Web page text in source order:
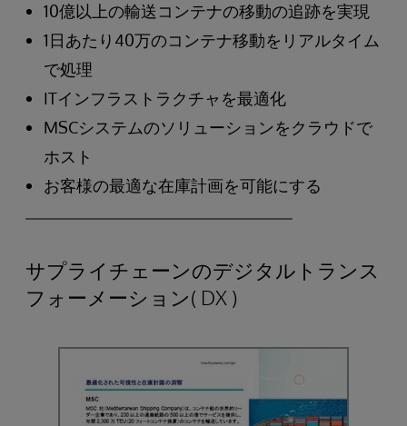
10億以上の輸送コンテナの移動の追跡を実現
1日あたり40万のコンテナ移動をリアルタイム
で処理
ITインフラストラクチャを最適化
MSCシステムのソリューションをクラウドで
ホスト
お客様の最適な在庫計画を可能にする
サプライチェーンのデジタルトランス
フォーメーション( DX )